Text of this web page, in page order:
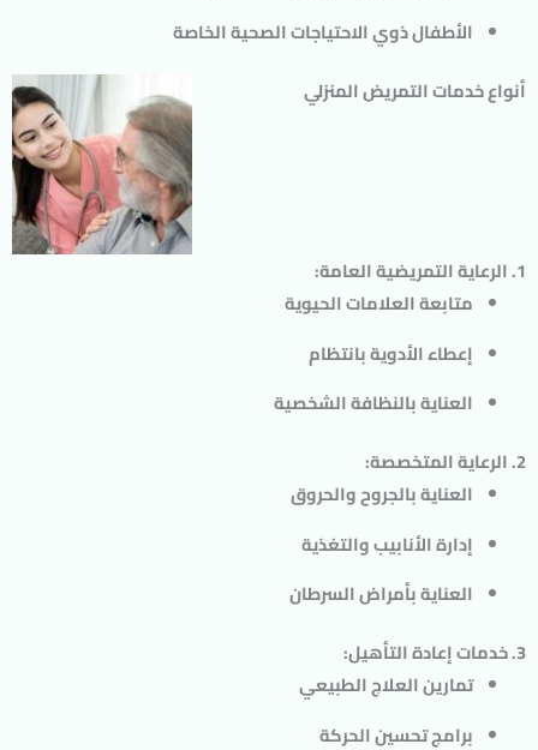
الأطفال ذوي الاحتياجات الصحية الخاصة
أنواع خدمات التمريض المنزلي
1. الرعاية التمريضية العامة:
متابعة العلامات الحيوية
إعطاء الأدوية بانتظام
العناية بالنظافة الشخصية
2. الرعاية المتخصصة:
العناية بالجروح والحروق
إدارة الأنابيب والتغذية
العناية بأمراض السرطان
3. خدمات إعادة التأهيل:
تمارين العلاج الطبيعي
برامج تحسين الحركة